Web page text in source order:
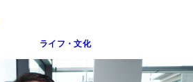
ライフ・文化